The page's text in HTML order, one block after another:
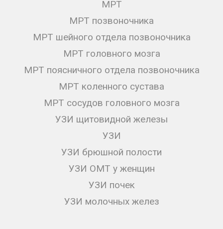
МРТ
МРТ позвоночника
МРТ шейного отдела позвоночника
МРТ головного мозга
МРТ поясничного отдела позвоночника
МРТ коленного сустава
МРТ сосудов головного мозга
УЗИ щитовидной железы
УЗИ
УЗИ брюшной полости
УЗИ ОМТ у женщин
УЗИ почек
УЗИ молочных желез